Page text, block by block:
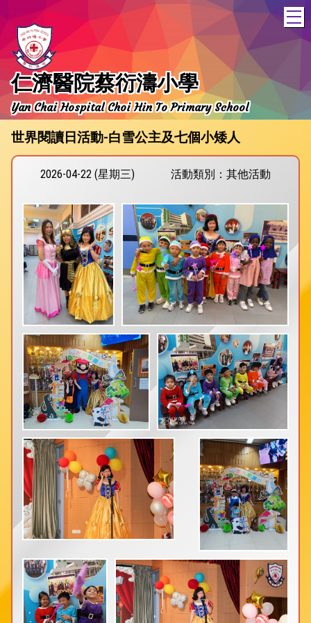
仁濟醫院蔡衍濤小學
Yan Chai Hospital Choi Hin To Primary School
世界閱讀日活動-白雪公主及七個小矮人
2026-04-22 (星期三) 活動類別：其他活動